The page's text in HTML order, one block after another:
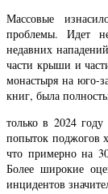
Массовые
проблемы. Идет
недавних
части крыши и
монастыря на юго-
книг, была
только в 2024
попыток поджогов
что примерно на
Более широкие
инцидентов